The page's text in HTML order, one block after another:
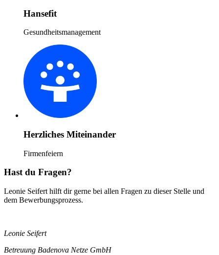
Hansefit
Gesundheitsmanagement
Herzliches Miteinander
Firmenfeiern
Hast du Fragen?
Leonie Seifert hilft dir gerne bei allen Fragen zu dieser Stelle und
dem Bewerbungsprozess.
Leonie Seifert
Betreuung Badenova Netze GmbH